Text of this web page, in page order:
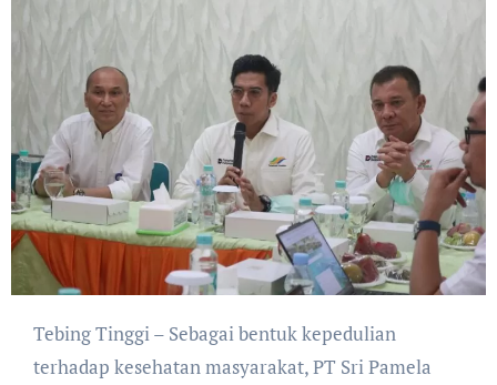
Tebing Tinggi – Sebagai bentuk kepedulian
terhadap kesehatan masyarakat, PT Sri Pamela